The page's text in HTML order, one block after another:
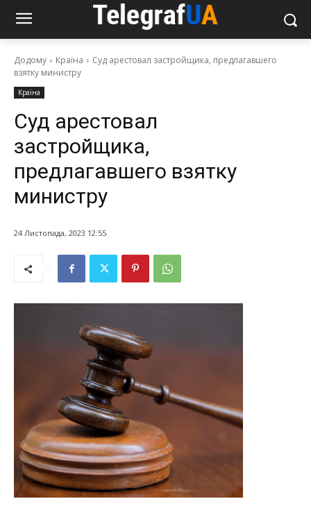
Додому Країна
Суд арестовал застройщика, предлагавшего
взятку министру
Країна
Суд арестовал
застройщика,
предлагавшего взятку
министру
24 Листопада, 2023 12:55